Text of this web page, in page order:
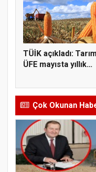
TÜİK açıkladı:
ÜFE mayısta yıllık
Çok Okunan